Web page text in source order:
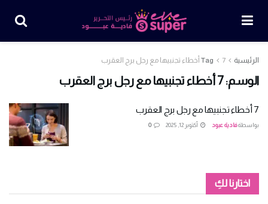
الرئيسية Tag 7 أخطاء تجنبيها مع رجل برج العقرب
الوسم:7 أخطاء تجنبيها مع رجل برج العقرب
7 أخطاء تجنبيها مع رجل برج العقرب
بواسطةفادية عبود أكتوبر 12, 2025 0
اختارنا لكِ